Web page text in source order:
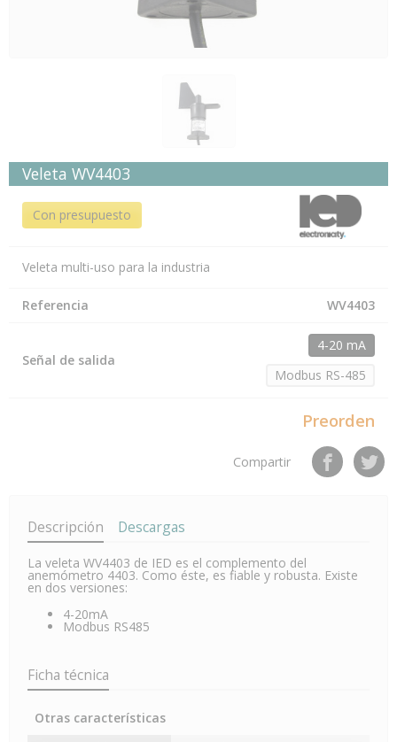
Veleta WV4403
Con presupuesto
Veleta multi-uso para la industria
Referencia WV4403
Señal de salida
4-20 mA
Modbus RS-485
Preorden
Compartir
Descripción Descargas
La veleta WV4403 de IED es el complemento del
anemómetro 4403. Como éste, es fiable y robusta. Existe
en dos versiones:
4-20mA
Modbus RS485
Ficha técnica
Otras características